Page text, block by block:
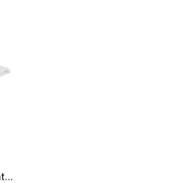
Tablette - Déflecteur Vintage